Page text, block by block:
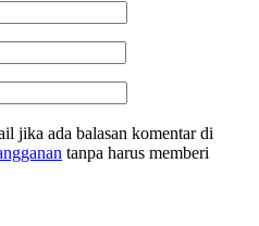
jika ada balasan komentar di
tanpa harus memberi